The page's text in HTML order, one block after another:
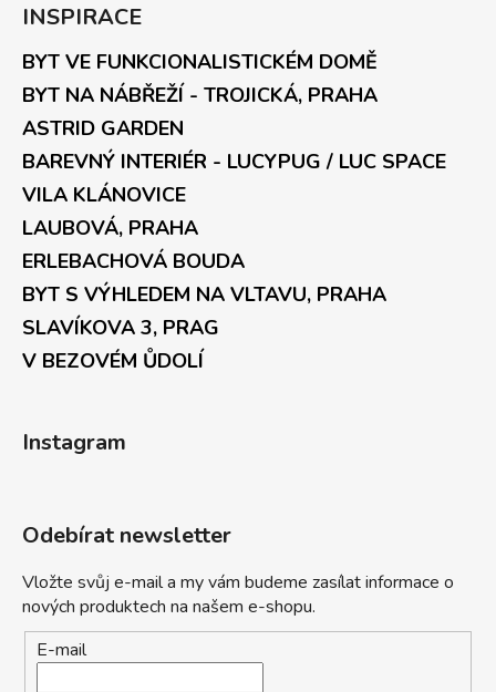
INSPIRACE
BYT VE FUNKCIONALISTICKÉM DOMĚ
BYT NA NÁBŘEŽÍ - TROJICKÁ, PRAHA
ASTRID GARDEN
BAREVNÝ INTERIÉR - LUCYPUG / LUC SPACE
VILA KLÁNOVICE
LAUBOVÁ, PRAHA
ERLEBACHOVÁ BOUDA
BYT S VÝHLEDEM NA VLTAVU, PRAHA
SLAVÍKOVA 3, PRAG
V BEZOVÉM ŮDOLÍ
Instagram
Odebírat newsletter
Vložte svůj e-mail a my vám budeme zasílat informace o
nových produktech na našem e-shopu.
E-mail